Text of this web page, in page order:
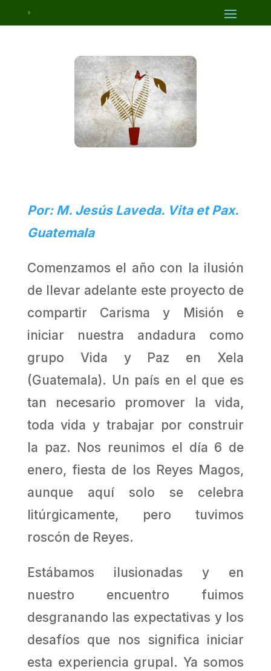
Por: M. Jesús Laveda. Vita et Pax.
Guatemala
Comenzamos el año con la ilusión
de llevar adelante este proyecto de
compartir Carisma y Misión e
iniciar nuestra andadura como
grupo Vida y Paz en Xela
(Guatemala). Un país en el que es
tan necesario promover la vida,
toda vida y trabajar por construir
la paz. Nos reunimos el día 6 de
enero, fiesta de los Reyes Magos,
aunque aquí solo se celebra
litúrgicamente, pero tuvimos
roscón de Reyes.
Estábamos ilusionadas y en
nuestro encuentro fuimos
desgranando las expectativas y los
desafíos que nos significa iniciar
esta experiencia grupal. Ya somos